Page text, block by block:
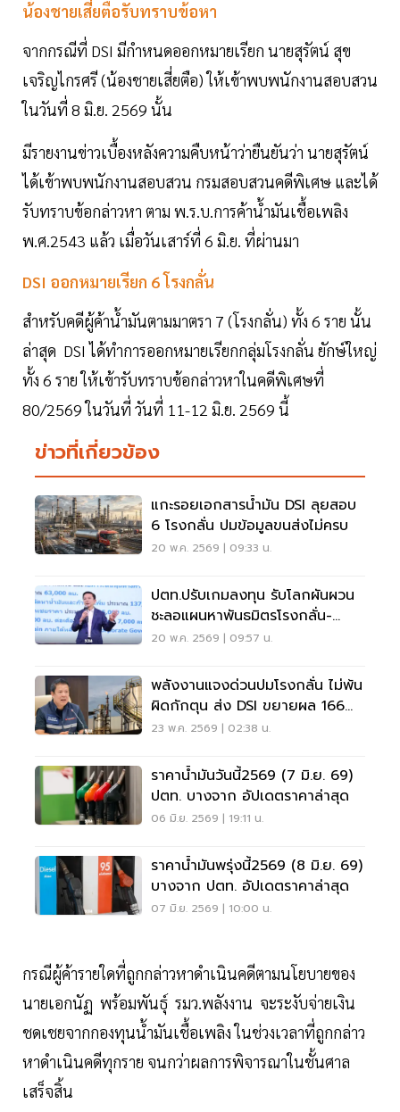
น้องชายเสี่ยตือรับทราบข้อหา
จากกรณีที่ DSI มีกำหนดออกหมายเรียก นายสุรัตน์ สุข
เจริญไกรศรี (น้องชายเสี่ยตือ) ให้เข้าพบพนักงานสอบสวน
ในวันที่ 8 มิ.ย. 2569 นั้น
มีรายงานข่าวเบื้องหลังความคืบหน้าว่ายืนยันว่า นายสุรัตน์
ได้เข้าพบพนักงานสอบสวน กรมสอบสวนคดีพิเศษ และได้
รับทราบข้อกล่าวหา ตาม พ.ร.บ.การค้าน้ำมันเชื้อเพลิง
พ.ศ.2543 แล้ว เมื่อวันเสาร์ที่ 6 มิ.ย. ที่ผ่านมา
DSI ออกหมายเรียก 6 โรงกลั่น
สำหรับคดีผู้ค้าน้ำมันตามมาตรา 7 (โรงกลั่น) ทั้ง 6 ราย นั้น
ล่าสุด DSI ได้ทำการออกหมายเรียกกลุ่มโรงกลั่น ยักษ์ใหญ่
ทั้ง 6 ราย ให้เข้ารับทราบข้อกล่าวหาในคดีพิเศษที่
80/2569 ในวันที่ วันที่ 11-12 มิ.ย. 2569 นี้
ข่าวที่เกี่ยวข้อง
แกะรอยเอกสารน้ำมัน DSI ลุยสอบ
6 โรงกลั่น ปมข้อมูลขนส่งไม่ครบ
20 พ.ค. 2569 | 09:33 น.
ปตท.ปรับเกมลงทุน รับโลกผันผวน
ชะลอแผนหาพันธมิตรโรงกลั่น-
ปิโตรเคมี
20 พ.ค. 2569 | 09:57 น.
พลังงานแจงด่วนปมโรงกลั่น ไม่พ้น
ผิดกักตุน ส่ง DSI ขยายผล 166
เอกสารผิดปกติ
23 พ.ค. 2569 | 02:38 น.
ราคาน้ำมันวันนี้2569 (7 มิ.ย. 69)
ปตท. บางจาก อัปเดตราคาล่าสุด
06 มิ.ย. 2569 | 19:11 น.
ราคาน้ำมันพรุ่งนี้2569 (8 มิ.ย. 69)
บางจาก ปตท. อัปเดตราคาล่าสุด
07 มิ.ย. 2569 | 10:00 น.
กรณีผู้ค้ารายใดที่ถูกกล่าวหาดำเนินคดีตามนโยบายของ
นายเอกนัฏ พร้อมพันธุ์ รมว.พลังงาน จะระงับจ่ายเงิน
ชดเชยจากกองทุนน้ำมันเชื้อเพลิง ในช่วงเวลาที่ถูกกล่าว
หาดำเนินคดีทุกราย จนกว่าผลการพิจารณาในชั้นศาล
เสร็จสิ้น